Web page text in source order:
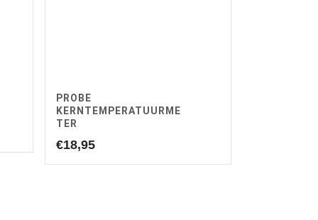
PROBE
KERNTEMPERATUURME
TER
€18,95